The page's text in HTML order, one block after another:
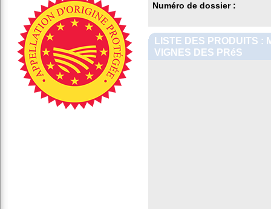
Numéro de dossier :
LISTE DES PRODUITS :
VIGNES DES PRéS